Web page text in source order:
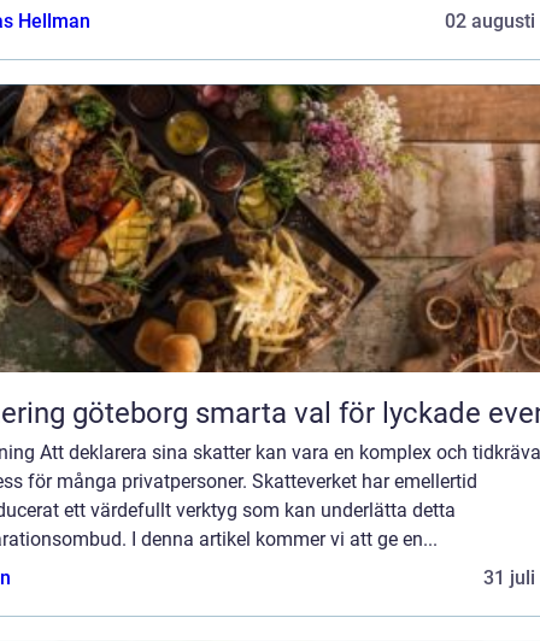
Hellman
02 augusti
Catering göteborg smarta val för lyckade
Att deklarera sina skatter kan vara en komplex och
för många privatpersoner. Skatteverket har emellertid
ett värdefullt verktyg som kan underlätta detta
I denna artikel kommer vi att ge en...
31 juli